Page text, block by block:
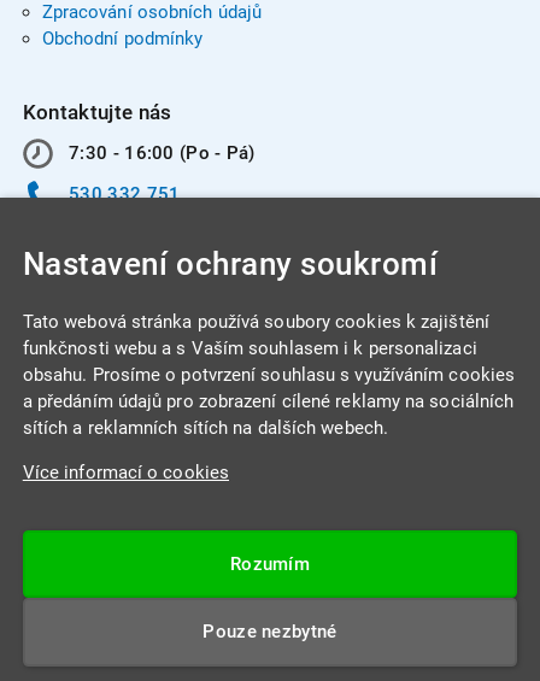
Zpracování osobních údajů
Obchodní podmínky
Kontaktujte nás
7:30 - 16:00 (Po - Pá)
530 332 751
INTEGRA CENTRUM s.r.o.
Jabloňová 662/7
Datová schránka: 4beca6d
Nastavení ochrany soukromí
Tato webová stránka používá soubory cookies k zajištění
funkčnosti webu a s Vaším souhlasem i k personalizaci
obsahu. Prosíme o potvrzení souhlasu s využíváním cookies
a předáním údajů pro zobrazení cílené reklamy na sociálních
sítích a reklamních sítích na dalších webech.
Více informací o cookies
Rozumím
Pouze nezbytné